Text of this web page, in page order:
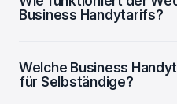
Business Handytarifs?
Welche Business
für Selbständige?